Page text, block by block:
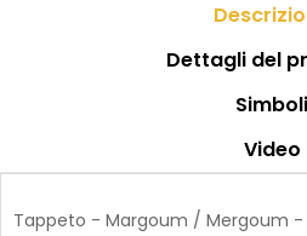
Dettagli del
Simboli
Video
Tappeto - Margoum / Mergoum